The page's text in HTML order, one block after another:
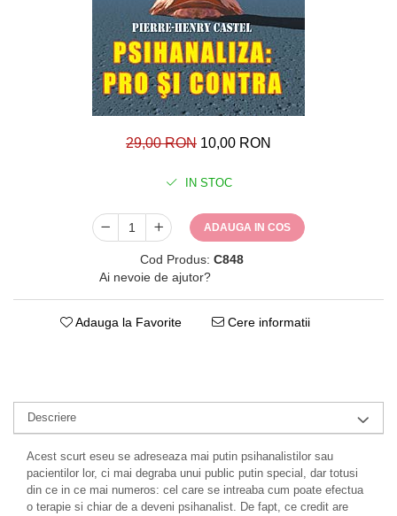
29,00 RON 10,00 RON
IN STOC
ADAUGA IN COS
Cod Produs: C848
Ai nevoie de ajutor?
Adauga la Favorite Cere informatii
Descriere
Acest scurt eseu se adreseaza mai putin psihanalistilor sau
pacientilor lor, ci mai degraba unui public putin special, dar totusi
din ce in ce mai numeros: cel care se intreaba cum poate efectua
o terapie si chiar de a deveni psihanalist. De fapt, ce credit are